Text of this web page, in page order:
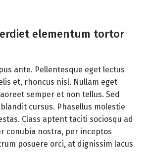
elementum tortor
ante. Pellentesque eget lectus
et, rhoncus nisl. Nullam eget
semper et non tellus. Sed
cursus. Phasellus molestie
Class aptent taciti sociosqu ad
conubia nostra, per inceptos
posuere orci, at dignissim lacus